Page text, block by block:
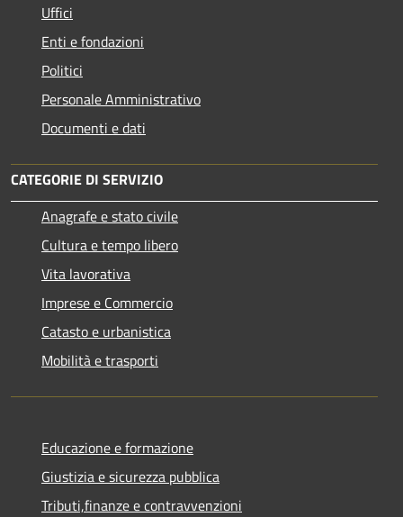
Uffici
Enti e fondazioni
Politici
Personale Amministrativo
Documenti e dati
CATEGORIE DI SERVIZIO
Anagrafe e stato civile
Cultura e tempo libero
Vita lavorativa
Imprese e Commercio
Catasto e urbanistica
Mobilità e trasporti
Educazione e formazione
Giustizia e sicurezza pubblica
Tributi,finanze e contravvenzioni